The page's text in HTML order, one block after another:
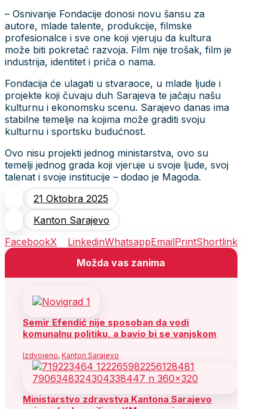
– Osnivanje Fondacije donosi novu šansu za
autore, mlade talente, produkcije, filmske
profesionalce i sve one koji vjeruju da kultura
može biti pokretač razvoja. Film nije trošak, film je
industrija, identitet i priča o nama.
Fondacija će ulagati u stvaraoce, u mlade ljude i
projekte koji čuvaju duh Sarajeva te jačaju našu
kulturnu i ekonomsku scenu. Sarajevo danas ima
stabilne temelje na kojima može graditi svoju
kulturnu i sportsku budućnost.
Ovo nisu projekti jednog ministarstva, ovo su
temelji jednog grada koji vjeruje u svoje ljude, svoj
talenat i svoje institucije – dodao je Magoda.
21 Oktobra 2025
Kanton Sarajevo
FacebookX LinkedinWhatsappEmailPrintShortlink
Možda vas zanima
Semir Efendić nije sposoban da vodi
komunalnu politiku, a bavio bi se vanjskom
Izdvojeno, Kanton Sarajevo
Ministarstvo zdravstva Kantona Sarajevo